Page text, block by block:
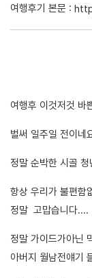
여행후기 본문 :
여행후 이것저것 바
벌써 일주일 전이네
정말 순박한 시골
항상 우리가 불편함
정말 고맙습니다....
정말 가이드가아닌
아버지 월남전얘기